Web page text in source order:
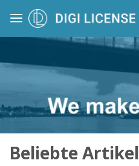
Beliebte Artikel